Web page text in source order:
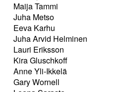
Maija Tammi
Juha Metso
Eeva Karhu
Juha Arvid Helminen
Lauri Eriksson
Kira Gluschkoff
Anne Yli-Ikkelä
Gary Wornell